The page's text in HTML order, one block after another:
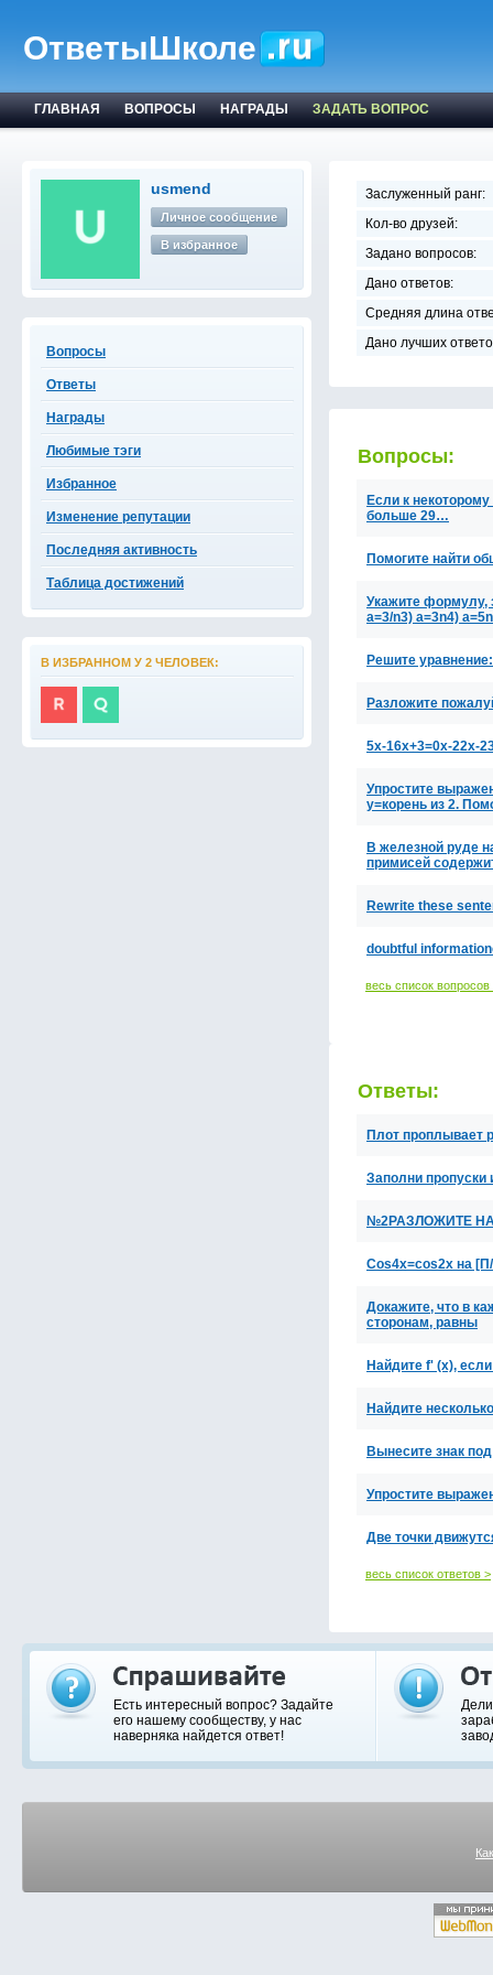
ОтветыШколе
ГЛАВНАЯ ВОПРОСЫ НАГРАДЫ ЗАДАТЬ ВОПРОС
usmend
Личное сообщение
В избранное
Вопросы
Ответы
Награды
Любимые тэги
Избранное
Изменение репутации
Последняя активность
Таблица достижений
В ИЗБРАННОМ У 2 ЧЕЛОВЕК:
Заслуженный ранг:
Кол-во друзей:
Задано вопросов:
Дано ответов:
Средняя длина
Дано лучших
Вопросы:
Если к
больше 29…
Помогите найти
Укажите формулу,
a=3/n3) a=3n4) a=5n
Решите
Разложите
5x-16x+3=0x-22x-
Упростите
у=корень из 2.
В железной руде
примисей
Rewrite these
doubtful
весь список вопросов
Ответы:
Плот проплывает
Заполни
№2РАЗЛОЖИТЕ НА
Cos4x=cos2x на
Докажите, что в
сторонам, равны
Найдите f' (x),
Найдите
Вынесите знак
Упростите
Две точки
весь список ответов >
Есть интересный вопрос? Задайте
его нашему сообществу, у нас
наверняка найдется ответ!